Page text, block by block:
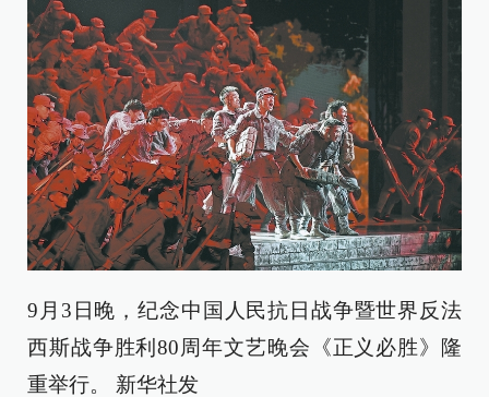
9月3日晚，纪念中国人民抗日战争暨世界反法
西斯战争胜利80周年文艺晚会《正义必胜》隆
重举行。 新华社发